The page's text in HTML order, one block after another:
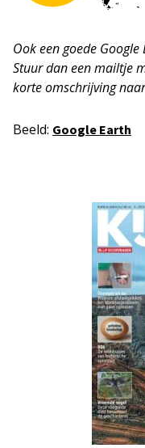
Ook een goede
Stuur dan een mailtje
korteomschrijving
Beeld: Google Earth